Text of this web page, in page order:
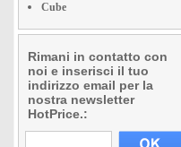
Cube
Rimani in contatto con
noi e inserisci il tuo
indirizzo email per la
nostra newsletter
HotPrice.: